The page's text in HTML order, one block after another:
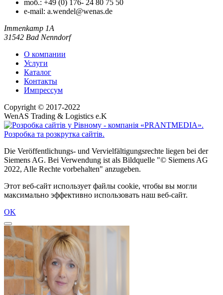
mоб.: +49 (0) 176- 24 80 75 50
e-mail: a.wendel@wenas.de
Immenkamp 1A
31542 Bad Nenndorf
О компании
Услуги
Каталог
Контакты
Импрессум
Copyright © 2017-2022
WenAS Trading & Logistics e.K
Die Veröffentlichungs- und Vervielfältigungsrechte liegen bei der
Siemens AG. Bei Verwendung ist als Bildquelle "© Siemens AG
2022, Alle Rechte vorbehalten" anzugeben.
Этот веб-сайт использует файлы cookie, чтобы вы могли
максимально эффективно использовать наш веб-сайт.
OK